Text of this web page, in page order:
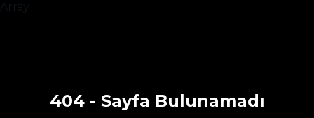
Array
404 - Sayfa Bulunamadı